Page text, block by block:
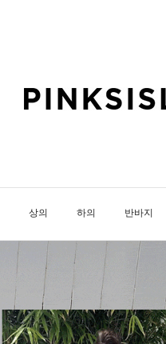
상의 하의 반바지